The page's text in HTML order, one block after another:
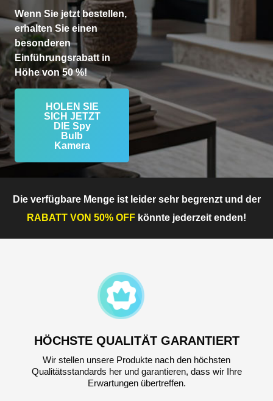
Wenn Sie jetzt bestellen,
erhalten Sie einen
besonderen
Einführungsrabatt in
Höhe von 50 %!
HOLEN SIE
SICH JETZT
DIE Spy
Bulb
Kamera
Die verfügbare Menge ist leider sehr begrenzt und der
RABATT VON 50% OFF könnte jederzeit enden!
HÖCHSTE QUALITÄT GARANTIERT
Wir stellen unsere Produkte nach den höchsten
Qualitätsstandards her und garantieren, dass wir Ihre
Erwartungen übertreffen.